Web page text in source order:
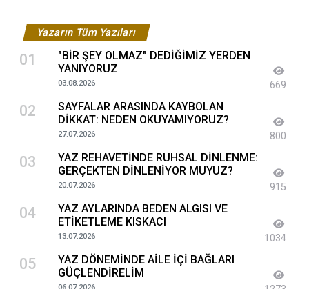
Yazarın Tüm Yazıları
01
"BİR ŞEY OLMAZ" DEDİĞİMİZ YERDEN
YANIYORUZ
03.08.2026 669
02
SAYFALAR ARASINDA KAYBOLAN
DİKKAT: NEDEN OKUYAMIYORUZ?
27.07.2026 800
03
YAZ REHAVETİNDE RUHSAL DİNLENME:
GERÇEKTEN DİNLENİYOR MUYUZ?
20.07.2026 915
04
YAZ AYLARINDA BEDEN ALGISI VE
ETİKETLEME KISKACI
13.07.2026 1034
05
YAZ DÖNEMİNDE AİLE İÇİ BAĞLARI
GÜÇLENDİRELİM